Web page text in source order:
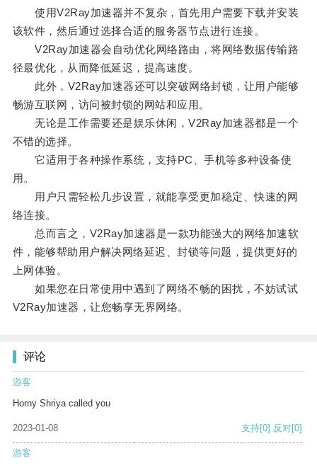
使用V2Ray加速器并不复杂，首先用户需要下载并安装
该软件，然后通过选择合适的服务器节点进行连接。
V2Ray加速器会自动优化网络路由，将网络数据传输路
径最优化，从而降低延迟，提高速度。
此外，V2Ray加速器还可以突破网络封锁，让用户能够
畅游互联网，访问被封锁的网站和应用。
无论是工作需要还是娱乐休闲，V2Ray加速器都是一个
不错的选择。
它适用于各种操作系统，支持PC、手机等多种设备使
用。
用户只需轻松几步设置，就能享受更加稳定、快速的网
络连接。
总而言之，V2Ray加速器是一款功能强大的网络加速软
件，能够帮助用户解决网络延迟、封锁等问题，提供更好的
上网体验。
如果您在日常使用中遇到了网络不畅的困扰，不妨试试
V2Ray加速器，让您畅享无界网络。
评论
游客
Horny Shriya called you
2023-01-08 支持[0] 反对[0]
游客